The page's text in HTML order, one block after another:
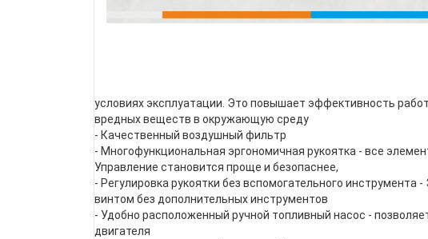
условиях эксплуатации. Это повышает эффективность
вредных веществ в окружающую среду
- Качественный воздушный фильтр
- Многофункциональная эргономичная рукоятка - все
Управление становится проще и безопаснее,
- Регулировка рукоятки без вспомогательного
винтом без дополнительных инструментов
- Удобно расположенный ручной топливный насос -
двигателя